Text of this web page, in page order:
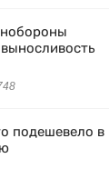
подешевело в